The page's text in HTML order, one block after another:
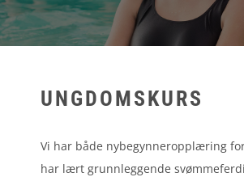
UNGDOMSKURS
Vi har både nybegynneropplæring
har lært grunnleggende